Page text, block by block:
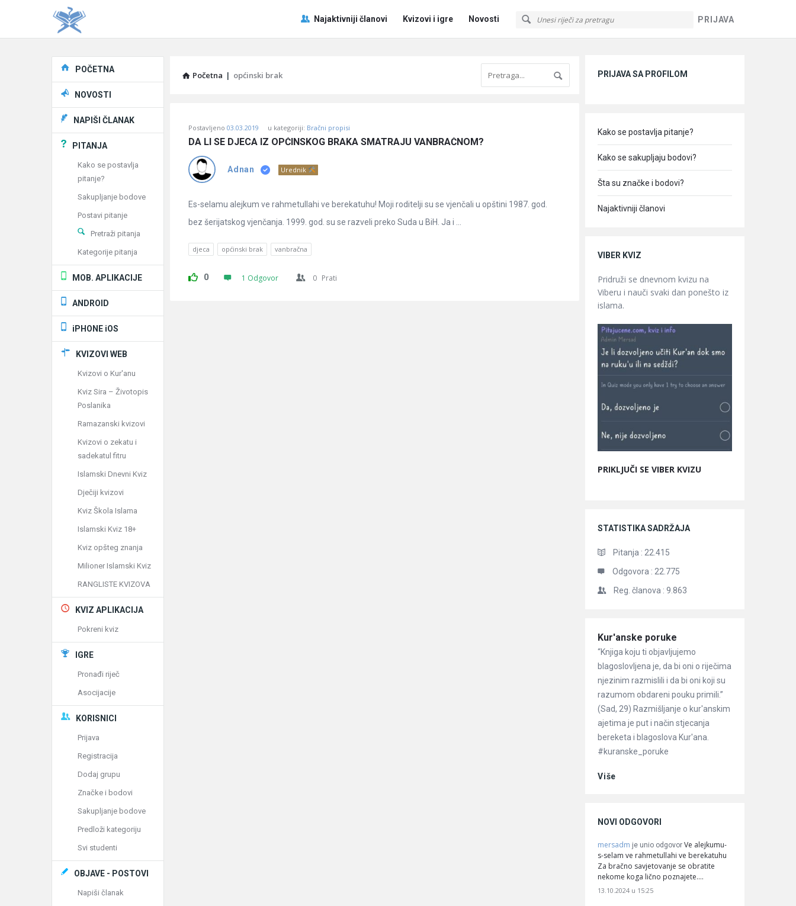
PRIJAVA
Pitaj
Učene
Najaktivniji članovi Kvizovi i igre Novosti
Početna | općinski brak
Učene
Latest
Pitanja
Postavljeno 03.03.2019 u kategoriji: Bračni propisi
DA LI SE DJECA IZ OPĆINSKOG BRAKA SMATRAJU VANBRAČNOM?
Adnan Urednik
Es-selamu alejkum ve rahmetullahi ve berekatuhu! Moji roditelji su se vjenčali u opštini 1987. god.
bez šerijatskog vjenčanja. 1999. god. su se razveli preko Suda u BiH. Ja i ...
djeca općinski brak vanbračna
0 1 Odgovor 0 Prati
PRIJAVA SA PROFILOM
Kako se postavlja pitanje?
Kako se sakupljaju bodovi?
Šta su značke i bodovi?
Najaktivniji članovi
VIBER KVIZ
Pridruži se dnevnom kvizu na
Viberu i nauči svaki dan ponešto iz
islama.
PRIKLJUČI SE VIBER KVIZU
STATISTIKA SADRŽAJA
Pitanja : 22.415
Odgovora : 22.775
Reg. članova : 9.863
Članci
Kur'anske poruke
“Knjiga koju ti objavljujemo
blagoslovljena je, da bi oni o riječima
njezinim razmislili i da bi oni koji su
razumom obdareni pouku primili.”
(Sad, 29) Razmišljanje o kur'anskim
ajetima je put i način stjecanja
bereketa i blagoslova Kur'ana.
#kuranske_poruke
Više
NOVI ODGOVORI
mersadm je unio odgovor Ve alejkumu-
s-selam ve rahmetullahi ve berekatuhu
Za bračno savjetovanje se obratite
nekome koga lično poznajete.…
13.10.2024 u 15:25
Explore
POČETNA
NOVOSTI
NAPIŠI ČLANAK
PITANJA
Kako se postavlja
pitanje?
Sakupljanje bodove
Postavi pitanje
Pretraži pitanja
Kategorije pitanja
MOB. APLIKACIJE
ANDROID
iPHONE iOS
KVIZOVI WEB
Kvizovi o Kur'anu
Kviz Sira – Životopis
Poslanika
Ramazanski kvizovi
Kvizovi o zekatu i
sadekatul fitru
Islamski Dnevni Kviz
Dječiji kvizovi
Kviz Škola Islama
Islamski Kviz 18+
Kviz opšteg znanja
Milioner Islamski Kviz
RANGLISTE KVIZOVA
KVIZ APLIKACIJA
Pokreni kviz
IGRE
Pronađi riječ
Asocijacije
KORISNICI
Prijava
Registracija
Dodaj grupu
Značke i bodovi
Sakupljanje bodove
Predloži kategoriju
Svi studenti
OBJAVE - POSTOVI
Napiši članak